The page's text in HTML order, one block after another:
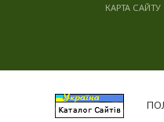
КАРТА САЙТУ